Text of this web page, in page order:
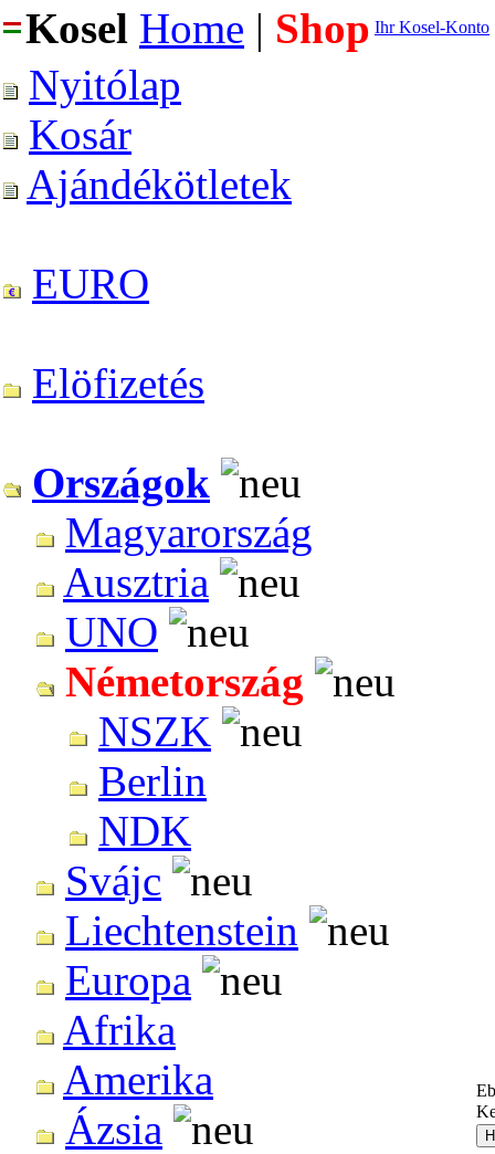
Kosel Home | Shop Ihr Kosel-Konto
Nyitólap
Kosár
Ajándékötletek
EURO
Elöfizetés
Országok
Magyarország
Ausztria
UNO
Németország
NSZK
Berlin
NDK
Svájc
Liechtenstein
Europa
Afrika
Amerika
Ázsia